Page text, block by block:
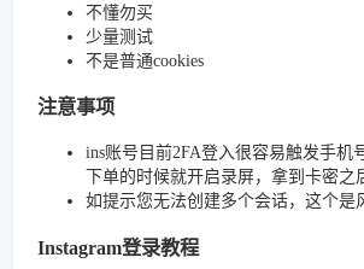
不懂勿买
少量测试
不是普通cookies
注意事项
ins账号目前2FA登入很容易触发手机
下单的时候就开启录屏，拿到卡密之
如提示您无法创建多个会话，这个
Instagram登录教程